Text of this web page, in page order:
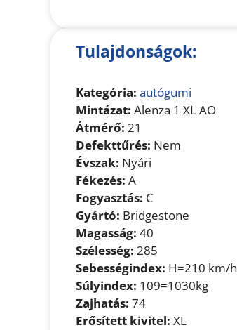
Tulajdonságok:
Kategória: autógumi
Mintázat: Alenza 1 XL AO
Átmérő: 21
Defekttűrés: Nem
Évszak: Nyári
Fékezés: A
Fogyasztás: C
Gyártó: Bridgestone
Magasság: 40
Szélesség: 285
Sebességindex: H=210 km/h
Súlyindex: 109=1030kg
Zajhatás: 74
Erősített kivitel: XL